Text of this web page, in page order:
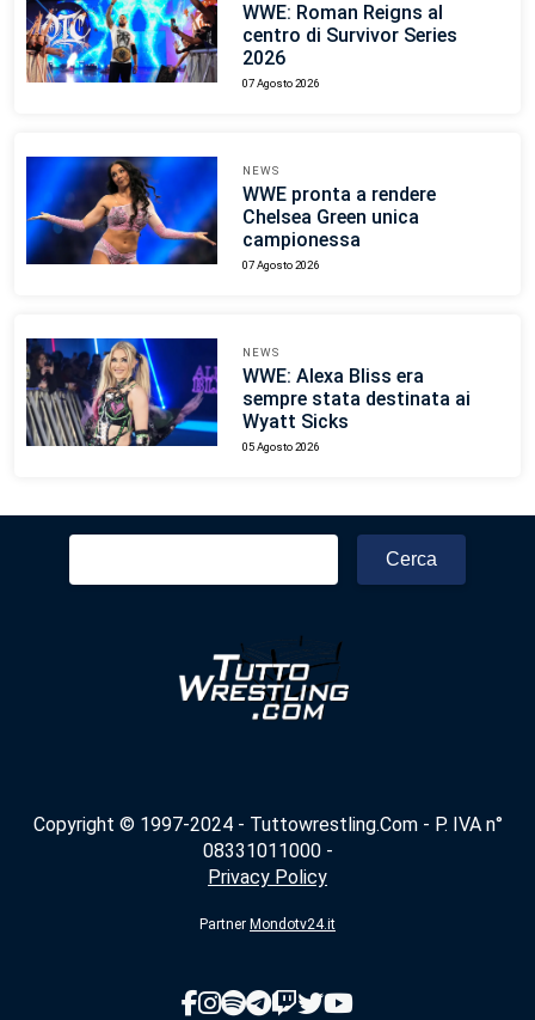
WWE: Roman Reigns al
centro di Survivor Series
2026
07 Agosto 2026
NEWS
WWE pronta a rendere
Chelsea Green unica
campionessa
07 Agosto 2026
NEWS
WWE: Alexa Bliss era
sempre stata destinata ai
Wyatt Sicks
05 Agosto 2026
Ricerca
Copyright © 1997-2024 - Tuttowrestling.Com - P. IVA n°
08331011000 -
Privacy Policy
Partner Mondotv24.it